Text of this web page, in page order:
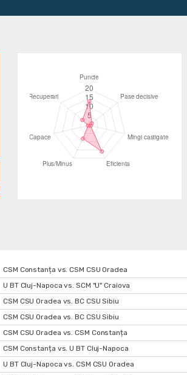
CSM Constanța vs. CSM CSU Oradea
U BT Cluj-Napoca vs. SCM "U" Craiova
CSM CSU Oradea vs. BC CSU Sibiu
CSM CSU Oradea vs. BC CSU Sibiu
CSM CSU Oradea vs. CSM Constanța
CSM Constanța vs. U BT Cluj-Napoca
U BT Cluj-Napoca vs. CSM CSU Oradea